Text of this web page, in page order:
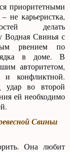
приоритетными
не карьеристка,
делать
Водная Свинья с
рвением по
в доме. В
авторитетом,
и конфликтной.
удар во второй
ей необходимо
Свиньи
Она любит